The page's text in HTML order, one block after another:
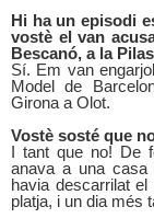
Hi ha un episodi
vostè el van
Bescanó, a la
Sí. Em van
Model de
Girona a Olot.
Vostè sosté que
I tant que no! De
anava a una
havia descarrilat
platja, i un dia més